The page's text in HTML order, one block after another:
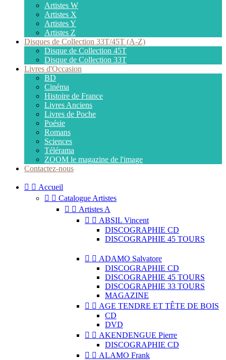
Artistes W
Artistes X
Artistes Y
Artistes Z
Disques de Collection 33T/45T (A-Z)
Disque de Collection 45T
Disque de Collection 33T
Livres d'Occasion
BD
Cinéma
Histoire de France
Livres Anciens
Livres de Poche
Poésie
Romans
Sciences
Télérama
ZOOM le magazine de l'image
Contactez-nous
  Accueil
  Catalogue Artistes
  Artistes A
  ABSIL Vincent
DISCOGRAPHIE CD
DISCOGRAPHIE 45 TOURS
  ADAMO Salvatore
DISCOGRAPHIE CD
DISCOGRAPHIE 45 TOURS
DISCOGRAPHIE 33 TOURS
MAGAZINE
  AGE TENDRE ET TÊTE DE BOIS
CD
DVD
  AKENDENGUE Pierre
DISCOGRAPHIE CD
  ALAMO Frank